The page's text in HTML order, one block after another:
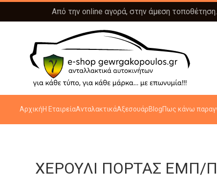
Από την online αγορά, στην άμεση
ΑρχικήΗ ΕταιρείαΑνταλακτικάΑξεσουάρBlogΠως κάνω
ΧΕΡΟΥΛΙ ΠΟΡΤΑΣ ΕΜΠ/